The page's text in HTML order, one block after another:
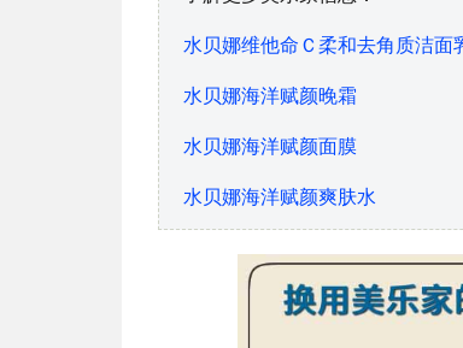
水贝娜维他命Ｃ柔和去角质洁面
水贝娜海洋赋颜晚霜
水贝娜海洋赋颜面膜
水贝娜海洋赋颜爽肤水